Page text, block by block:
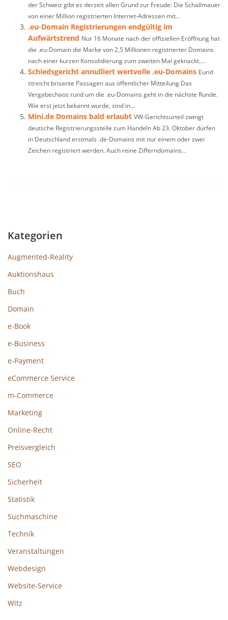
der Schweiz gibt es derzeit allen Grund zur Freude: Die Schallmauer
von einer Million registrierten Internet-Adressen mit...
.eu-Domain Registrierungen endgültig im
Aufwärtstrend Nur 16 Monate nach der offiziellen Eröffnung hat
die .eu-Domain die Marke von 2,5 Millionen registrierter Domains
nach einer kurzen Konsolidierung zum zweiten Mal geknackt....
Schiedsgericht annulliert wertvolle .eu-Domains Eurid
streicht brisante Passagen aus öffentlicher Mitteilung Das
Vergabechaos rund um die .eu-Domains geht in die nächste Runde.
Wie erst jetzt bekannt wurde, sind in...
Mini.de Domains bald erlaubt VW-Gerichtsurteil zwingt
deutsche Registrierungsstelle zum Handeln Ab 23. Oktober dürfen
in Deutschland erstmals .de-Domains mit nur einem oder zwei
Zeichen registriert werden. Auch reine Zifferndomains...
Kategorien
Augmented-Reality
Auktionshaus
Buch
Domain
e-Book
e-Business
e-Payment
eCommerce Service
m-Commerce
Marketing
Online-Recht
Preisvergleich
SEO
Sicherheit
Statistik
Suchmaschine
Technik
Veranstaltungen
Webdesign
Website-Service
Witz